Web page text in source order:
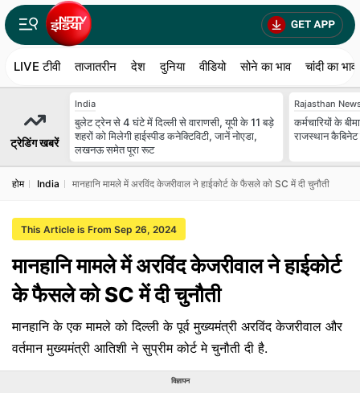
LIVE टीवी ताजातरीन देश दुनिया वीडियो सोने का भाव चांदी का भाव
ट्रेडिंग खबरें
India
बुलेट ट्रेन से 4 घंटे में दिल्ली से वाराणसी, यूपी के 11 बड़े
शहरों को मिलेगी हाईस्पीड कनेक्टिविटी, जानें नोएडा,
लखनऊ समेत पूरा रूट
Rajasthan
कर्मचारियों के
राजस्थान
होम India मानहानि मामले में अरविंद केजरीवाल ने हाईकोर्ट के फैसले को SC में दी चुनौती
This Article is From Sep 26, 2024
मानहानि मामले में अरविंद केजरीवाल ने हाईकोर्ट
के फैसले को SC में दी चुनौती
मानहानि के एक मामले को दिल्ली के पूर्व मुख्यमंत्री अरविंद केजरीवाल और
वर्तमान मुख्यमंत्री आतिशी ने सुप्रीम कोर्ट मे चुनौती दी है.
विज्ञापन